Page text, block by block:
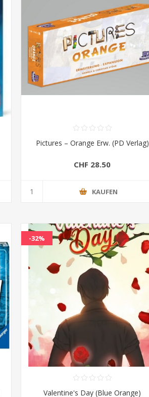
Pictures – Orange Erw. (PD Verlag)
CHF 28.50
KAUFEN
-32%
Valentine's Day (Blue Orange)